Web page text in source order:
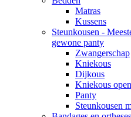
Matras
Kussens
Steunkousen -
gewone panty
Zwangerschap
Kniekous
Dijkous
Kniekous
Panty
Steunkousen